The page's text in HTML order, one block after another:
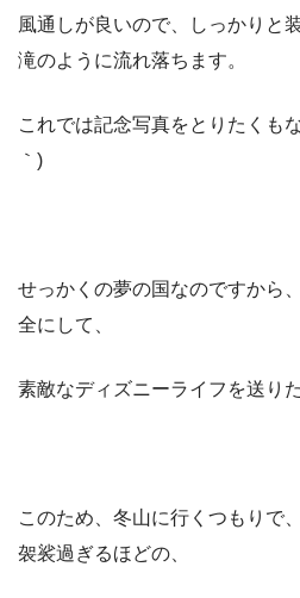
風通しが良いので、しっかりと
滝のように流れ落ちます。
これでは記念写真をとりたくも
｀)
せっかくの夢の国なのですから
全にして、
素敵なディズニーライフを送り
このため、冬山に行くつもりで
袈裟過ぎるほどの、